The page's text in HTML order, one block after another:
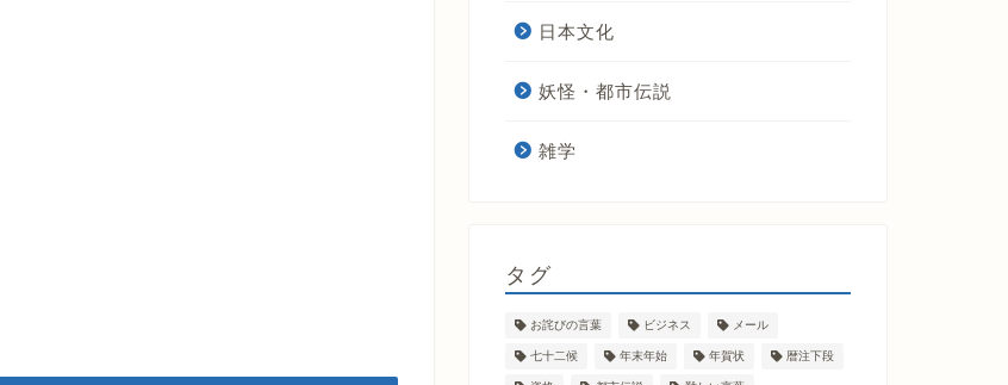
日本文化
妖怪・都市伝説
雑学
タグ
お詫びの言葉 ビジネス メール
七十二候 年末年始 年賀状 暦注下段